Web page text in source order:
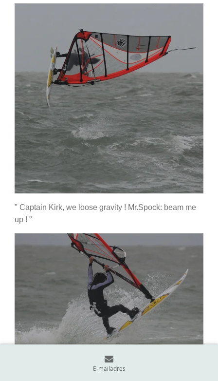
" Captain Kirk, we loose gravity ! Mr.Spock: beam me
up ! "
E-mailadres